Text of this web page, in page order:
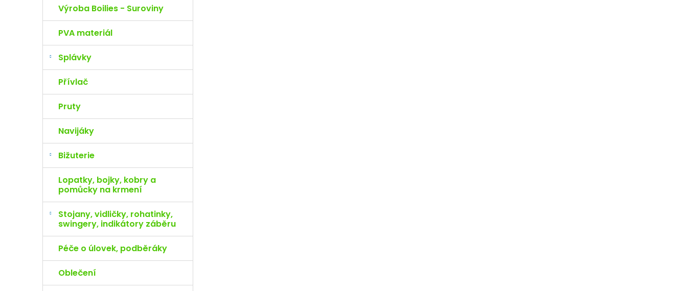
Výroba Boilies - Suroviny
PVA materiál
Splávky
Přívlač
Pruty
Navijáky
Bižuterie
Lopatky, bojky, kobry a
pomůcky na krmení
Stojany, vidličky, rohatinky,
swingery, indikátory záběru
Péče o úlovek, podběráky
Oblečení